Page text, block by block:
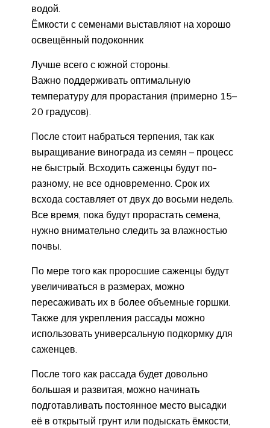
водой.
Ёмкости с семенами выставляют на хорошо
освещённый подоконник
Лучше всего с южной стороны.
Важно поддерживать оптимальную
температуру для прорастания (примерно 15–
20 градусов).
После стоит набраться терпения, так как
выращивание винограда из семян – процесс
не быстрый. Всходить саженцы будут по-
разному, не все одновременно. Срок их
всхода составляет от двух до восьми недель.
Все время, пока будут прорастать семена,
нужно внимательно следить за влажностью
почвы.
По мере того как проросшие саженцы будут
увеличиваться в размерах, можно
пересаживать их в более объемные горшки.
Также для укрепления рассады можно
использовать универсальную подкормку для
саженцев.
После того как рассада будет довольно
большая и развитая, можно начинать
подготавливать постоянное место высадки
её в открытый грунт или подыскать ёмкости,